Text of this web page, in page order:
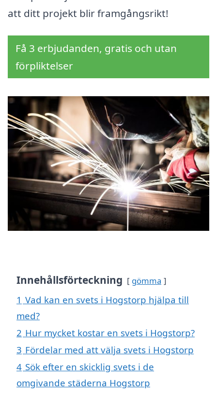
att ditt projekt blir framgångsrikt!
Få 3 erbjudanden, gratis och utan
förpliktelser
Innehållsförteckning gömma
1 Vad kan en svets i Hogstorp hjälpa till
med?
2 Hur mycket kostar en svets i Hogstorp?
3 Fördelar med att välja svets i Hogstorp
4 Sök efter en skicklig svets i de
omgivande städerna Hogstorp